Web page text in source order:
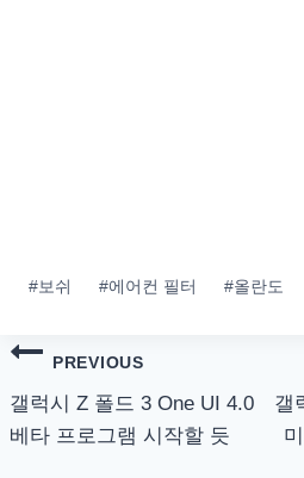
Post
#보쉬 #에어컨 필터 #올란도
글
탐
색
PREVIOUS
갤럭시 Z 폴드 3 One UI 4.0
베타 프로그램 시작할 듯
갤